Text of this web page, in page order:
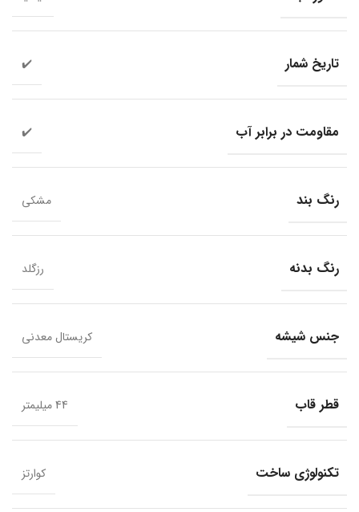
تاریخ شمار ✔️
مقاومت در برابر آب ✔️
رنگ بند مشکی
رنگ بدنه رزگلد
جنس شیشه کریستال معدنی
قطر قاب 44 میلیمتر
تکنولوژی ساخت کوارتز